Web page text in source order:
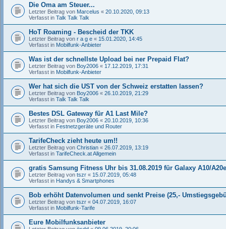
Die Oma am Steuer...
Letzter Beitrag von Marcelus « 20.10.2020, 09:13
Verfasst in Talk Talk Talk
HoT Roaming - Bescheid der TKK
Letzter Beitrag von r a g e « 15.01.2020, 14:45
Verfasst in Mobilfunk-Anbieter
Was ist der schnellste Upload bei ner Prepaid Flat?
Letzter Beitrag von Boy2006 « 17.12.2019, 17:31
Verfasst in Mobilfunk-Anbieter
Wer hat sich die UST von der Schweiz erstatten lassen?
Letzter Beitrag von Boy2006 « 26.10.2019, 21:29
Verfasst in Talk Talk Talk
Bestes DSL Gateway für A1 Last Mile?
Letzter Beitrag von Boy2006 « 20.10.2019, 10:36
Verfasst in Festnetzgeräte und Router
TarifeCheck zieht heute um!!
Letzter Beitrag von Christian « 26.07.2019, 13:19
Verfasst in TarifeCheck.at Allgemein
gratis Samsung Fitness Uhr bis 31.08.2019 für Galaxy A10/
Letzter Beitrag von tszr « 15.07.2019, 05:48
Verfasst in Handys & Smartphones
Bob erhöht Datenvolumen und senkt Preise (25,-
Letzter Beitrag von tszr « 04.07.2019, 16:07
Verfasst in Mobilfunk-Tarife
Eure Mobilfunksanbieter